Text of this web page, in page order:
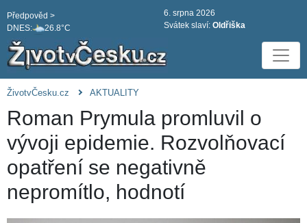
DNES: 26.8°C
Předpověd >
6. srpna 2026
Svátek slaví: Oldřiška
ŽivotvČesku.cz AKTUALITY
Roman Prymula promluvil o
vývoji epidemie. Rozvolňovací
opatření se negativně
nepromítlo, hodnotí